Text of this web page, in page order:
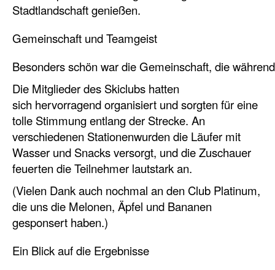
Stadtlandschaft genießen.
Gemeinschaft und Teamgeist
Besonders schön war die Gemeinschaft, die
Die Mitglieder des Skiclubs hatten
sich hervorragend organisiert und sorgten für eine
tolle Stimmung entlang der Strecke. An
verschiedenen Stationenwurden die Läufer mit
Wasser und Snacks versorgt, und die Zuschauer
feuerten die Teilnehmer lautstarkan.
(Vielen Dank auch nochmal an den Club Platinum,
die uns die Melonen, Äpfel und Bananen
gesponsert haben.)
Ein Blick auf die Ergebnisse